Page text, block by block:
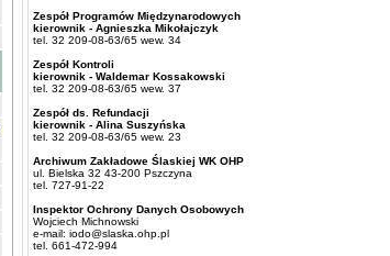
Zespół Programów Międzynarodowych
kierownik - Agnieszka Mikołajczyk
tel. 32 209-08-63/65 wew. 34
Zespół Kontroli
kierownik - Waldemar Kossakowski
tel. 32 209-08-63/65 wew. 37
Zespół ds. Refundacji
kierownik - Alina Suszyńska
tel. 32 209-08-63/65 wew. 23
Archiwum Zakładowe Ślaskiej WK OHP
ul. Bielska 32 43-200 Pszczyna
tel. 727-91-22
Inspektor Ochrony Danych Osobowych
Wojciech Michnowski
e-mail: iodo@slaska.ohp.pl
tel. 661-472-994